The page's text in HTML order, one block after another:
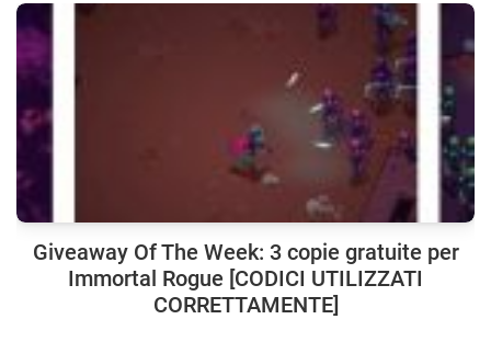
Giveaway Of The Week: 3 copie gratuite per
Immortal Rogue [CODICI UTILIZZATI
CORRETTAMENTE]